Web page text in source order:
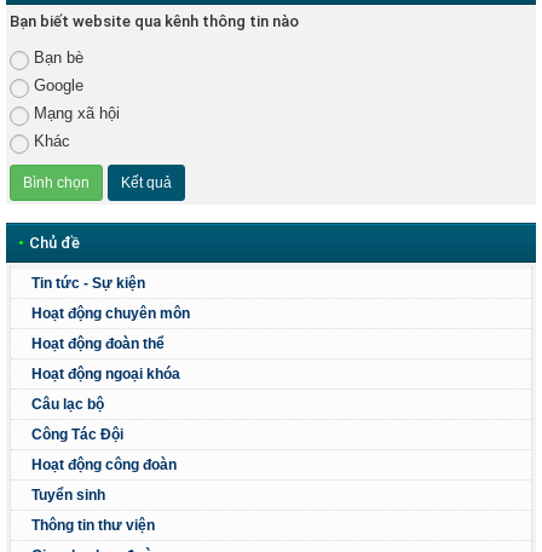
Bạn biết website qua kênh thông tin nào
Bạn bè
Google
Mạng xã hội
Khác
• Chủ đề
Tin tức - Sự kiện
Hoạt động chuyên môn
Hoạt động đoàn thể
Hoạt động ngoại khóa
Câu lạc bộ
Công Tác Đội
Hoạt động công đoàn
Tuyển sinh
Thông tin thư viện